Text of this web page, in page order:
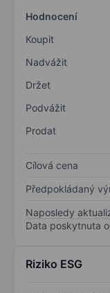
Hodnocení
Koupit
Nadvážit
Držet
Podvážit
Prodat
Cílová cena
Předpokládaný
Naposledy
Data poskytnuta
Riziko ESG